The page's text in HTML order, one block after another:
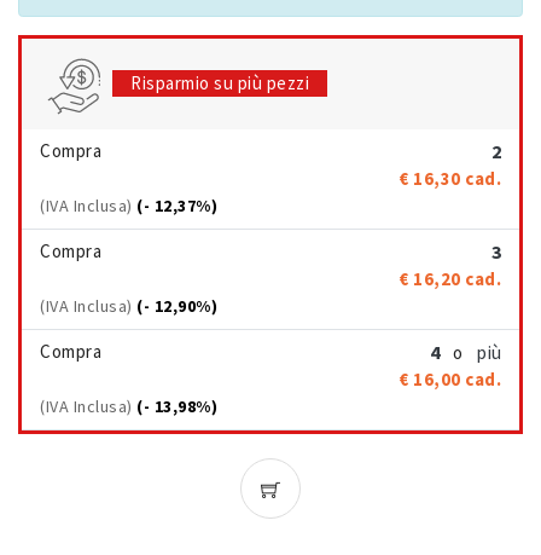
Risparmio su più pezzi
Compra 2
€ 16,30 cad.
(IVA Inclusa) (- 12,37%)
Compra 3
€ 16,20 cad.
(IVA Inclusa) (- 12,90%)
Compra 4 o più
€ 16,00 cad.
(IVA Inclusa) (- 13,98%)